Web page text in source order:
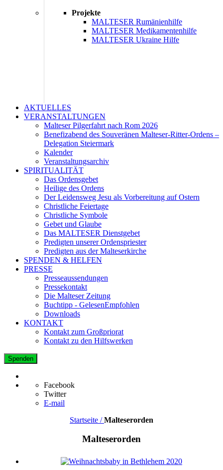
Projekte
MALTESER Rumänienhilfe
MALTESER Medikamentenhilfe
MALTESER Ukraine Hilfe
AKTUELLES
VERANSTALTUNGEN
Malteser Pilgerfahrt nach Rom 2026
Benefizabend des Souveränen Malteser-Ritter-Ordens –
Delegation Steiermark
Kalender
Veranstaltungsarchiv
SPIRITUALITÄT
Das Ordensgebet
Heilige des Ordens
Der Leidensweg Jesu als Vorbereitung auf Ostern
Christliche Feiertage
Christliche Symbole
Gebet und Glaube
Das MALTESER Dienstgebet
Predigten unserer Ordenspriester
Predigten aus der Malteserkirche
SPENDEN & HELFEN
PRESSE
Presseaussendungen
Pressekontakt
Die Malteser Zeitung
Buchtipp - GelesenEmpfohlen
Downloads
KONTAKT
Kontakt zum Großpriorat
Kontakt zu den Hilfswerken
Spenden
Facebook
Twitter
E-mail
Startseite / Malteserorden
Malteserorden